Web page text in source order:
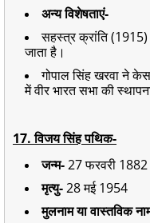
अन्य विशेषताएं-
सहस्त्र क्रांति (1915)
जाता है।
गोपाल सिंह खरवा ने
में वीर भारत सभा की
17. विजय सिंह पथिक-
जन्म-27 फरवरी 1882
मृत्यु-28 मई 1954
मुलनाम या वास्तविक